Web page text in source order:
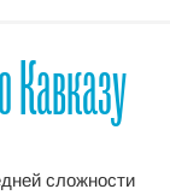
сложности